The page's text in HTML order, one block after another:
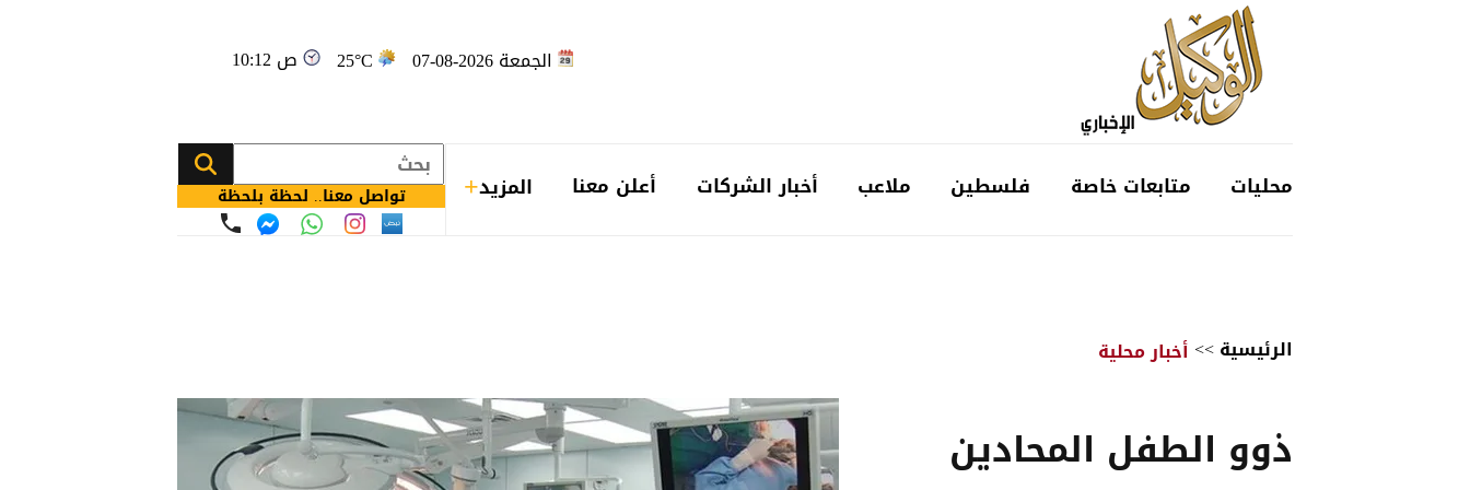
الجمعة 2026-08-07 25°C 10:12 ص
محليات متابعات خاصة فلسطين ملاعب أخبار الشركات أعلن معنا المزيد تواصل معنا.. لحظة بلحظة
الرئيسية>>أخبار محلية
ذوو الطفل المحادين